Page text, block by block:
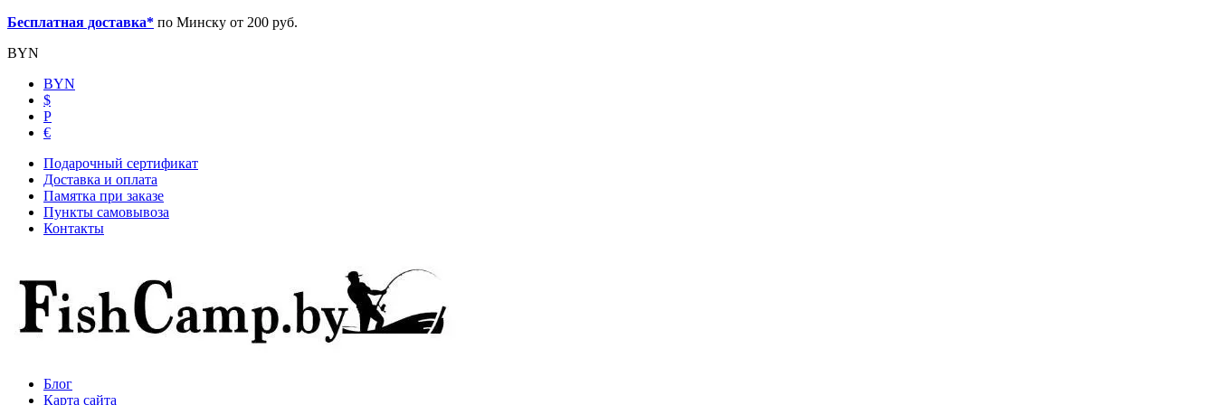
Бесплатная доставка* по Минску от 200 руб.
BYN
BYN
$
Р
€
Подарочный сертификат
Доставка и оплата
Памятка при заказе
Пункты самовывоза
Контакты
Блог
Карта сайта